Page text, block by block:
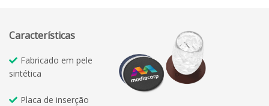
Características
Fabricado em pele
sintética
Placa de inserção